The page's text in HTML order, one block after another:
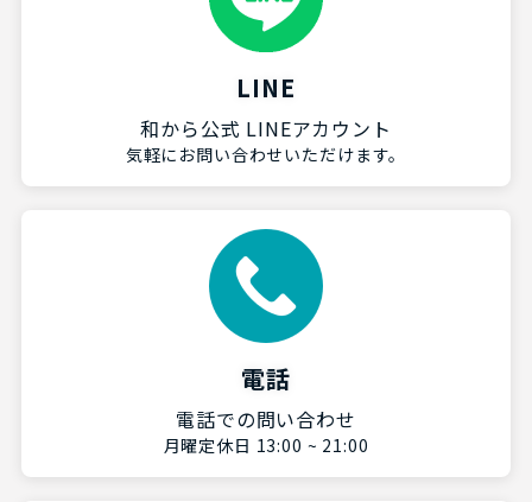
LINE
和から公式 LINEアカウント
気軽にお問い合わせいただけます。
電話
電話での問い合わせ
月曜定休日 13:00 ~ 21:00